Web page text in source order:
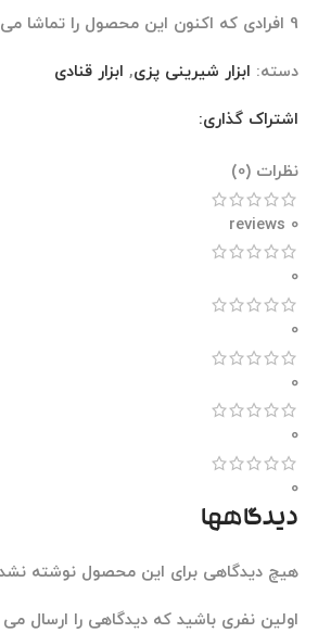
9 افرادی که اکنون این محصول را تماشا
دسته: ابزار شیرینی پزی, ابزار قنادی
اشتراک گذاری:
نظرات (0)
0 reviews
0
0
0
0
0
دیدگاهها
هیچ دیدگاهی برای این محصول نوشته
اولین نفری باشید که دیدگاهی را ارسال می